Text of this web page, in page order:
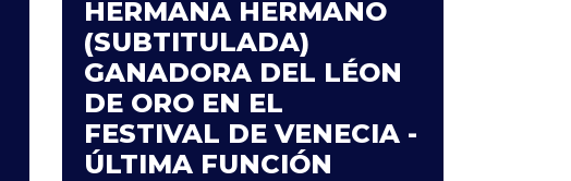
HERMANA HERMANO
(SUBTITULADA)
GANADORA DEL LÉON
DE ORO EN EL
FESTIVAL DE VENECIA -
ÚLTIMA FUNCIÓN